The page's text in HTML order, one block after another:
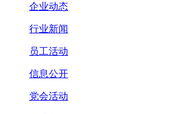
企业动态
行业新闻
员工活动
信息公开
党会活动